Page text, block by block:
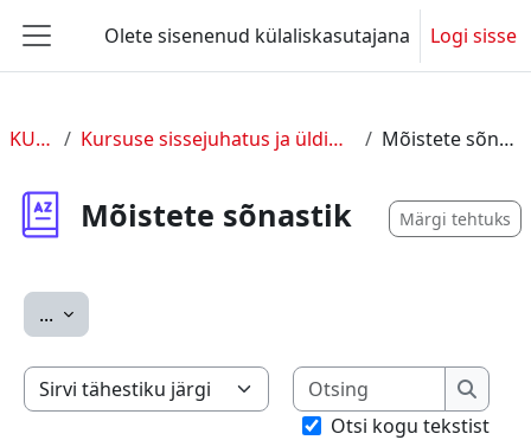
Küljepaneel
Olete sisenenud külaliskasutajana Logi sisse
KUL 2 Kursuse sissejuhatus ja üldine info Mõistete sõnastik
Mõistete sõnastik Märgi tehtuks
... Ekspordi sissekanded
Saate selle indeksi abil sõnastikku sirvida
Otsing
Otsing
Otsi kogu tekstist